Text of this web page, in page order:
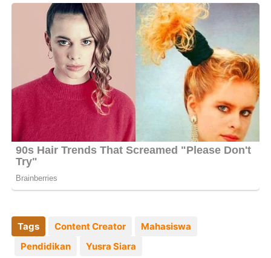
Tags Content Creator
Mahasiswa
Pendidikan
Yusra Siara